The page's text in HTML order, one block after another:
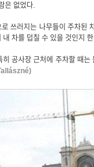
은 없었다.
쓰러지는 나무들이 주차
차를 덥칠 수 있을 것인지
공사장 근처에 주차할 때
)